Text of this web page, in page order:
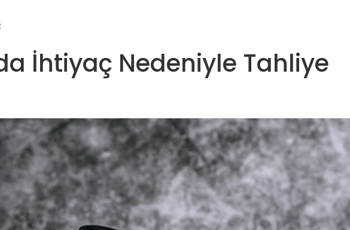
İhtiyaç Nedeniyle Tahliye